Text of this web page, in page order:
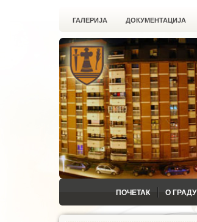
ГАЛЕРИЈА ДОКУМЕНТАЦИЈА
ПОЧЕТАК О ГРАДУ